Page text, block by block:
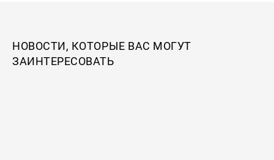
НОВОСТИ, КОТОРЫЕ ВАС МОГУТ
ЗАИНТЕРЕСОВАТЬ